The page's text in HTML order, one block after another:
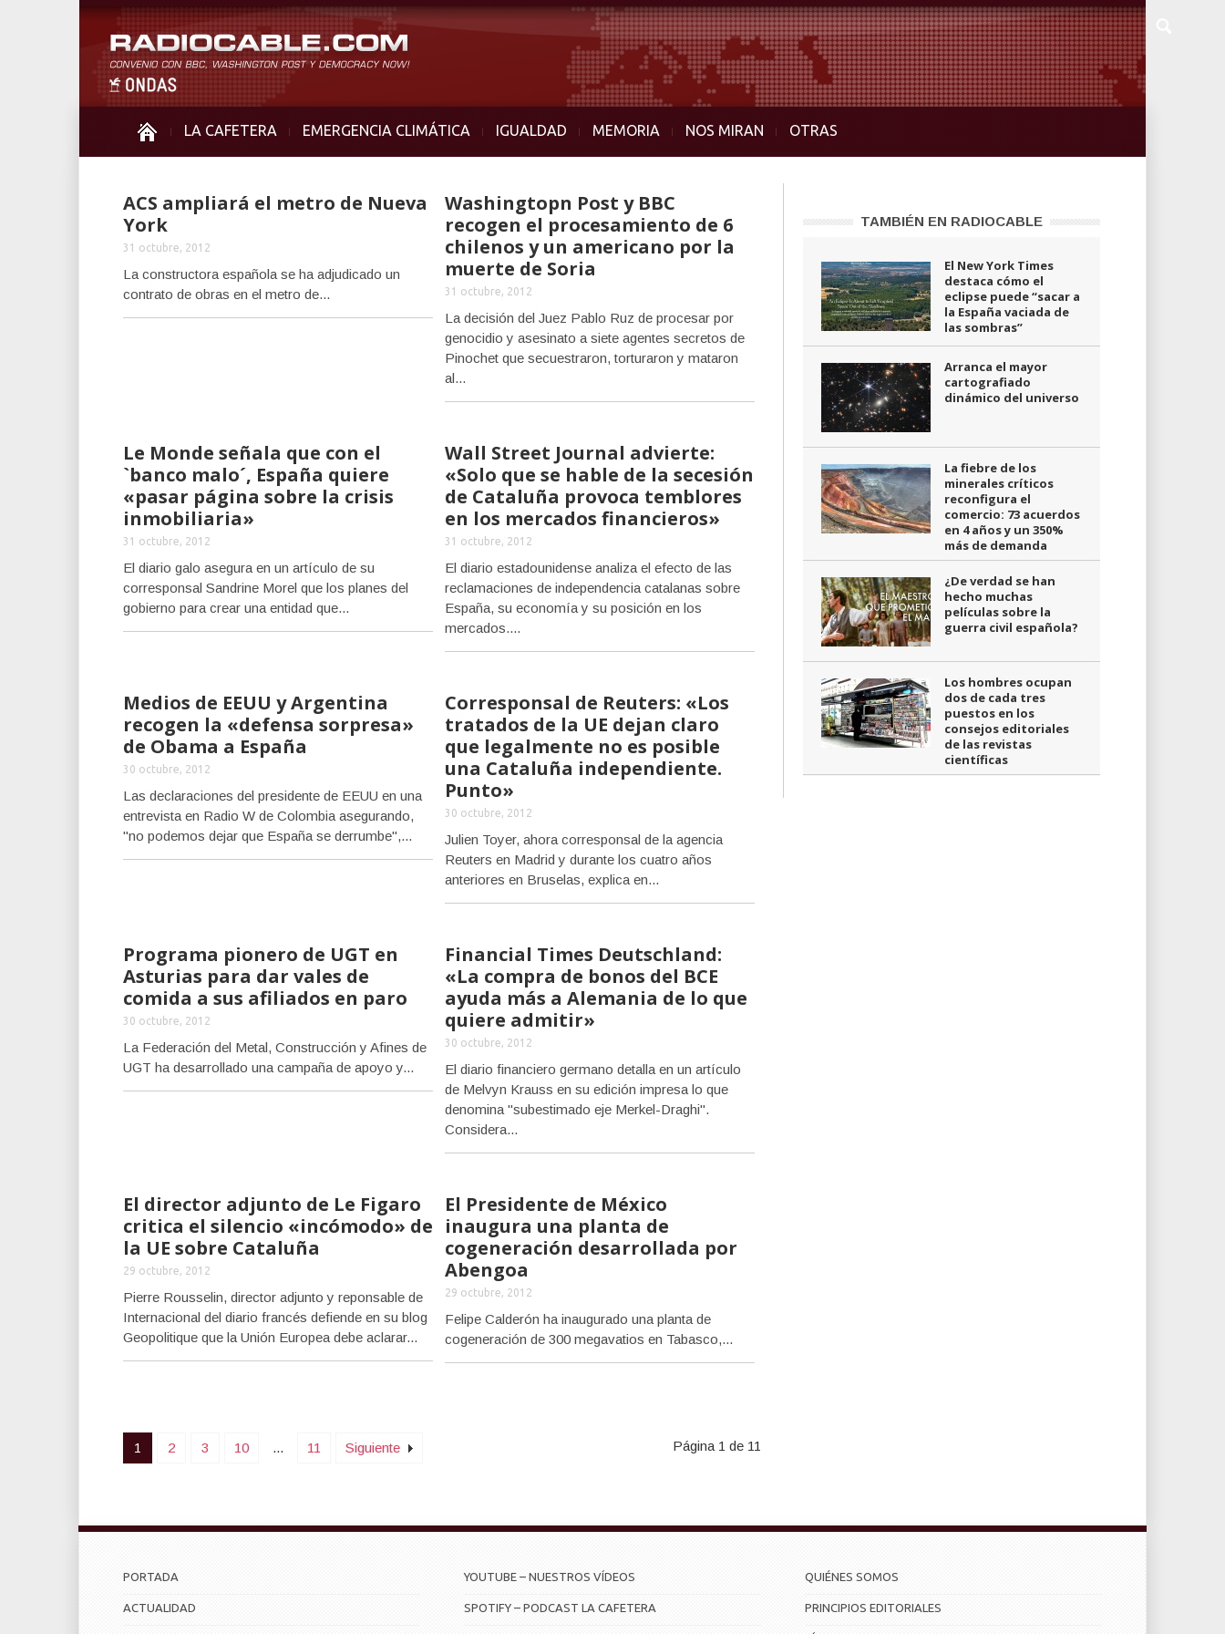
LA CAFETERA EMERGENCIA CLIMÁTICA IGUALDAD MEMORIA NOS MIRAN OTRAS
ACS ampliará el metro de Nueva
York
31 octubre, 2012
La constructora española se ha adjudicado un
contrato de obras en el metro de...
Washingtopn Post y BBC
recogen el procesamiento de 6
chilenos y un americano por la
muerte de Soria
31 octubre, 2012
La decisión del Juez Pablo Ruz de procesar por
genocidio y asesinato a siete agentes secretos de
Pinochet que secuestraron, torturaron y mataron
al...
Le Monde señala que con el
`banco malo´, España quiere
«pasar página sobre la crisis
inmobiliaria»
31 octubre, 2012
El diario galo asegura en un artículo de su
corresponsal Sandrine Morel que los planes del
gobierno para crear una entidad que...
Wall Street Journal advierte:
«Solo que se hable de la secesión
de Cataluña provoca temblores
en los mercados financieros»
31 octubre, 2012
El diario estadounidense analiza el efecto de las
reclamaciones de independencia catalanas sobre
España, su economía y su posición en los
mercados....
Medios de EEUU y Argentina
recogen la «defensa sorpresa»
de Obama a España
30 octubre, 2012
Las declaraciones del presidente de EEUU en una
entrevista en Radio W de Colombia asegurando,
"no podemos dejar que España se derrumbe",...
Corresponsal de Reuters: «Los
tratados de la UE dejan claro
que legalmente no es posible
una Cataluña independiente.
Punto»
30 octubre, 2012
Julien Toyer, ahora corresponsal de la agencia
Reuters en Madrid y durante los cuatro años
anteriores en Bruselas, explica en...
Programa pionero de UGT en
Asturias para dar vales de
comida a sus afiliados en paro
30 octubre, 2012
La Federación del Metal, Construcción y Afines de
UGT ha desarrollado una campaña de apoyo y...
Financial Times Deutschland:
«La compra de bonos del BCE
ayuda más a Alemania de lo que
quiere admitir»
30 octubre, 2012
El diario financiero germano detalla en un artículo
de Melvyn Krauss en su edición impresa lo que
denomina "subestimado eje Merkel-Draghi".
Considera...
El director adjunto de Le Figaro
critica el silencio «incómodo» de
la UE sobre Cataluña
29 octubre, 2012
Pierre Rousselin, director adjunto y reponsable de
Internacional del diario francés defiende en su blog
Geopolitique que la Unión Europea debe aclarar...
El Presidente de México
inaugura una planta de
cogeneración desarrollada por
Abengoa
29 octubre, 2012
Felipe Calderón ha inaugurado una planta de
cogeneración de 300 megavatios en Tabasco,...
1 2 3 10 ... 11 Siguiente Página 1 de 11
TAMBIÉN EN RADIOCABLE
El New York Times
destaca cómo el
eclipse puede “sacar a
la España vaciada de
las sombras”
Arranca el mayor
cartografiado
dinámico del universo
La fiebre de los
minerales críticos
reconfigura el
comercio: 73 acuerdos
en 4 años y un 350%
más de demanda
¿De verdad se han
hecho muchas
películas sobre la
guerra civil española?
Los hombres ocupan
dos de cada tres
puestos en los
consejos editoriales
de las revistas
científicas
PORTADA
ACTUALIDAD
YOUTUBE – NUESTROS VÍDEOS
SPOTIFY – PODCAST LA CAFETERA
QUIÉNES SOMOS
PRINCIPIOS EDITORIALES